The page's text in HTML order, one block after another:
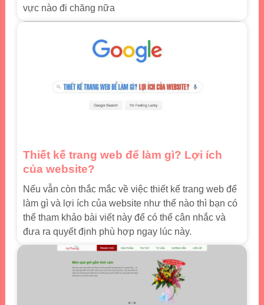
vực nào đi chăng nữa
Thiết kế trang web để làm gì? Lợi ích
của website?
Nếu vẫn còn thắc mắc về việc thiết kế trang web để
làm gì và lợi ích của website như thế nào thì bạn có
thể tham khảo bài viết này để có thể cân nhắc và
đưa ra quyết định phù hợp ngay lúc này.